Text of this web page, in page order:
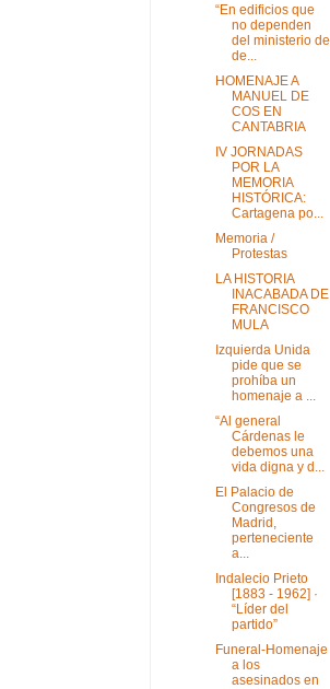
“En edificios que
no dependen
del ministerio de
de...
HOMENAJE A
MANUEL DE
COS EN
CANTABRIA
IV JORNADAS
POR LA
MEMORIA
HISTÓRICA:
Cartagena po...
Memoria /
Protestas
LA HISTORIA
INACABADA DE
FRANCISCO
MULA
Izquierda Unida
pide que se
prohíba un
homenaje a ...
“Al general
Cárdenas le
debemos una
vida digna y d...
El Palacio de
Congresos de
Madrid,
perteneciente
a...
Indalecio Prieto
[1883 - 1962] ·
“Líder del
partido”
Funeral-Homenaje
a los
asesinados en